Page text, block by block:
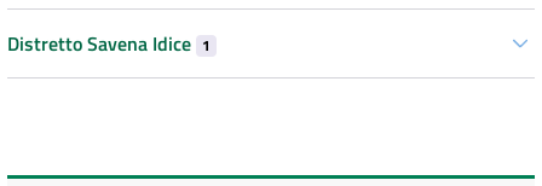
Distretto Savena Idice 1